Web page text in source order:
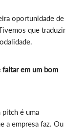
oportunidade de
que traduzir
faltar em um bom
pitch é uma
a empresa faz. Ou